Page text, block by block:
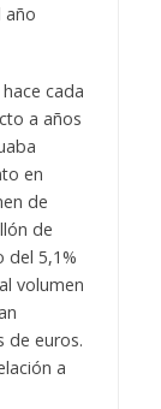
año
cada
a años
en
de
de
del 5,1%
volumen
de euros.
a